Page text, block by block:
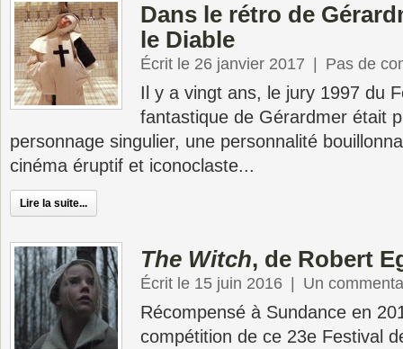
Dans le rétro de
le Diable
Écrit le 26 janvier 2017 Pas de
Il y a vingt ans, le jury 1997 du
fantastique de Gérardmer était
personnage singulier, une personnalité
cinéma éruptif et iconoclaste...
Lire la suite...
The Witch, de Robert
Écrit le 15 juin 2016 Un
Récompensé à Sundance en
compétition de ce 23e Festival